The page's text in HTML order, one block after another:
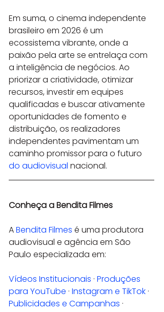
Em suma, o cinema independente
brasileiro em 2026 é um
ecossistema vibrante, onde a
paixão pela arte se entrelaça com
a inteligência de negócios. Ao
priorizar a criatividade, otimizar
recursos, investir em equipes
qualificadas e buscar ativamente
oportunidades de fomento e
distribuição, os realizadores
independentes pavimentam um
caminho promissor para o futuro
do audiovisual nacional.
Conheça a Bendita Filmes
A Bendita Filmes é uma produtora
audiovisual e agência em São
Paulo especializada em:
Vídeos Institucionais · Produções
para YouTube · Instagram e TikTok ·
Publicidades e Campanhas ·